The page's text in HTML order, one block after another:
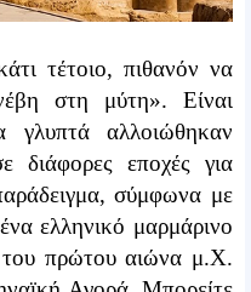
τέτοιο, πιθανόν να
στη μύτη». Είναι
γλυπτά αλλοιώθηκαν
διάφορες εποχές για
σύμφωνα με
ελληνικό μαρμάρινο
του πρώτου αιώνα μ.Χ.